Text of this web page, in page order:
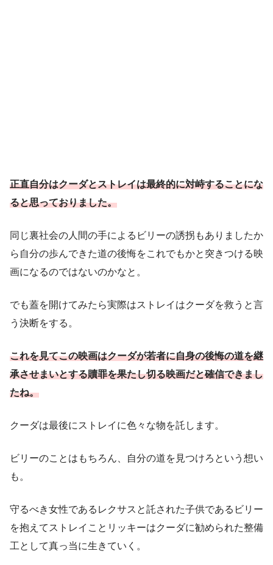
正直自分はクーダとストレイは最終的に対峙することにな
ると思っておりました。
同じ裏社会の人間の手によるビリーの誘拐もありましたか
ら自分の歩んできた道の後悔をこれでもかと突きつける映
画になるのではないのかなと。
でも蓋を開けてみたら実際はストレイはクーダを救うと言
う決断をする。
これを見てこの映画はクーダが若者に自身の後悔の道を継
承させまいとする贖罪を果たし切る映画だと確信できまし
たね。
クーダは最後にストレイに色々な物を託します。
ビリーのことはもちろん、自分の道を見つけろという想い
も。
守るべき女性であるレクサスと託された子供であるビリー
を抱えてストレイことリッキーはクーダに勧められた整備
工として真っ当に生きていく。